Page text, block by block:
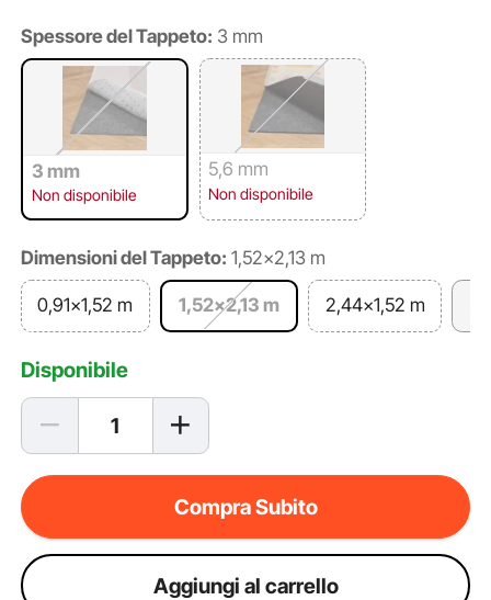
Spessore del Tappeto: 3 mm
3 mm
Non disponibile
5,6 mm
Non disponibile
Dimensioni del Tappeto: 1,52x2,13 m
0,91x1,52 m 1,52x2,13 m 2,44x1,52 m
Disponibile
Compra Subito
Aggiungi al carrello